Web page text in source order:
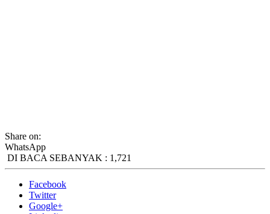
Share on:
WhatsApp
DI BACA SEBANYAK : 1,721
Facebook
Twitter
Google+